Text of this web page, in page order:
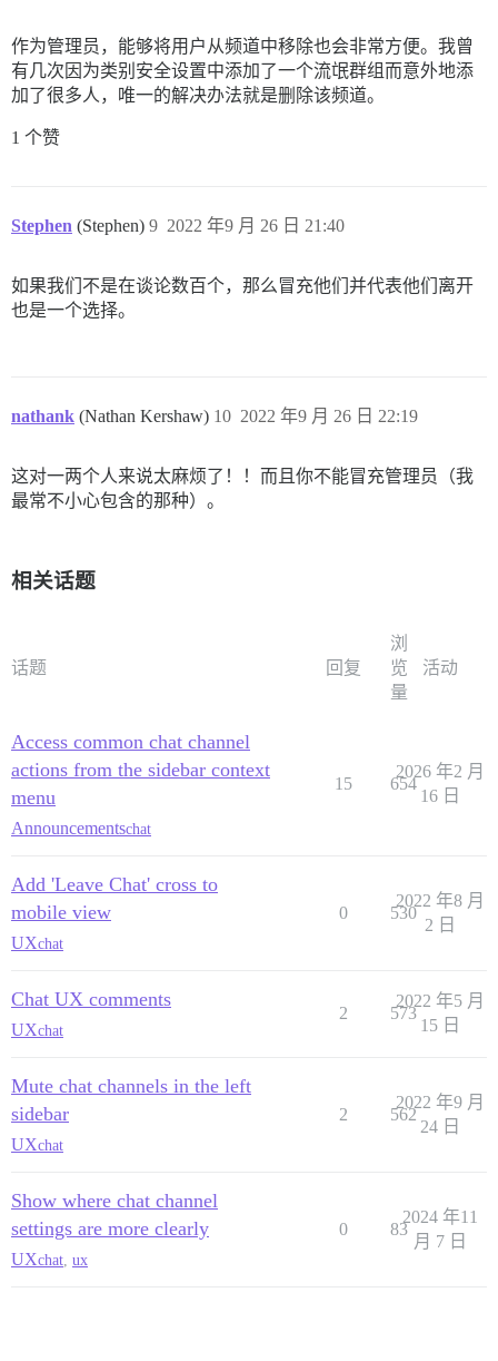
作为管理员，能够将用户从频道中移除也会非常方便。我曾
有几次因为类别安全设置中添加了一个流氓群组而意外地添
加了很多人，唯一的解决办法就是删除该频道。
1 个赞
Stephen (Stephen) 2022 年9 月 26 日 21:40
9
如果我们不是在谈论数百个，那么冒充他们并代表他们离开
也是一个选择。
nathank (Nathan Kershaw) 2022 年9 月 26 日 22:19
10
这对一两个人来说太麻烦了！！而且你不能冒充管理员（我
最常不小心包含的那种）。
相关话题
话题 回复
浏
览
量
活动
Access common chat channel
actions from the sidebar context
menu
Announcementschat
15 654
2026 年2 月
16 日
Add 'Leave Chat' cross to
mobile view
UXchat
0 530
2022 年8 月
2 日
Chat UX comments
UXchat
2 573
2022 年5 月
15 日
Mute chat channels in the left
sidebar
UXchat
2 562
2022 年9 月
24 日
Show where chat channel
settings are more clearly
UXchat ux
0 83
2024 年11
月 7 日